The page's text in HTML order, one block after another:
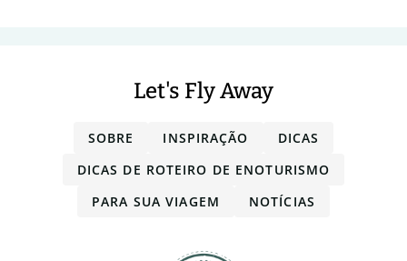
Let's Fly Away
SOBRE INSPIRAÇÃO
DICAS
DICAS DE ROTEIRO DE ENOTURISMO
PARA SUA VIAGEM
NOTÍCIAS